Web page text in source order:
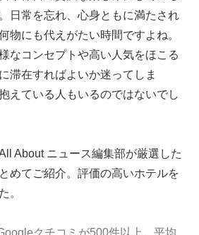
日常を忘れ、心身ともに満たされ
物にも代えがたい時間ですよね。
なコンセプトや高い人気をほこる
滞在すればよいか迷ってしま
えている人もいるのではないでし
About ニュース編集部が厳選した
めてご紹介。評価の高いホテルを
。
クチコミが500件以上、平均